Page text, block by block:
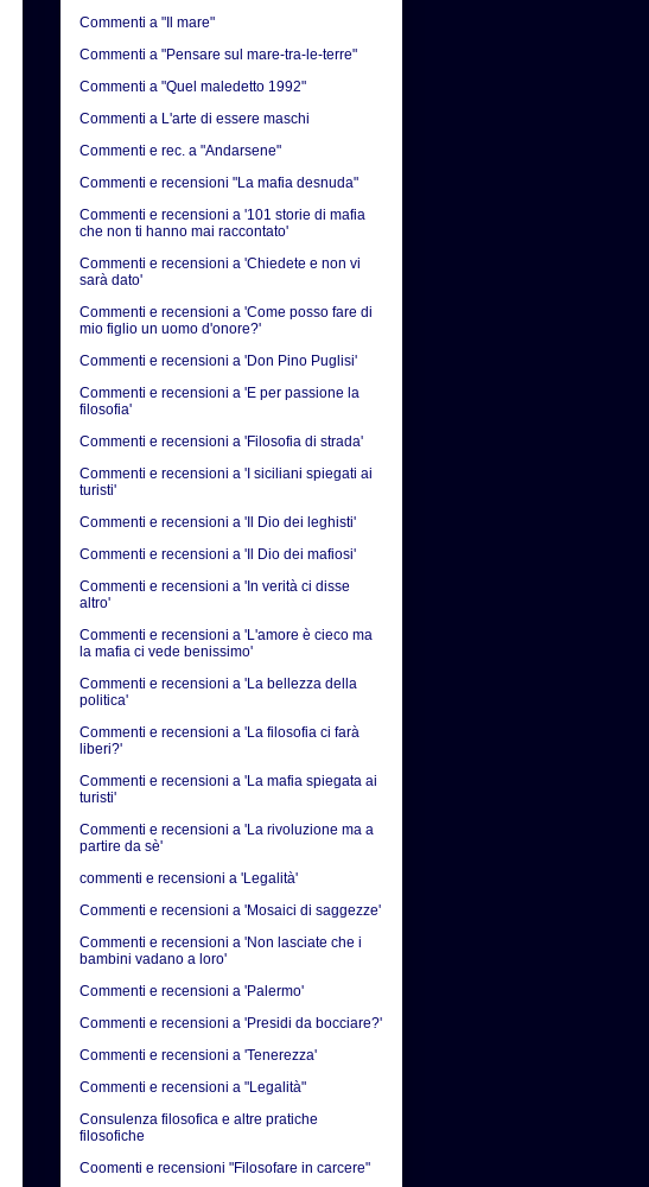
Commenti a "Il mare"
Commenti a "Pensare sul mare-tra-le-terre"
Commenti a "Quel maledetto 1992"
Commenti a L'arte di essere maschi
Commenti e rec. a "Andarsene"
Commenti e recensioni "La mafia desnuda"
Commenti e recensioni a '101 storie di mafia
che non ti hanno mai raccontato'
Commenti e recensioni a 'Chiedete e non vi
sarà dato'
Commenti e recensioni a 'Come posso fare di
mio figlio un uomo d'onore?'
Commenti e recensioni a 'Don Pino Puglisi'
Commenti e recensioni a 'E per passione la
filosofia'
Commenti e recensioni a 'Filosofia di strada'
Commenti e recensioni a 'I siciliani spiegati ai
turisti'
Commenti e recensioni a 'Il Dio dei leghisti'
Commenti e recensioni a 'Il Dio dei mafiosi'
Commenti e recensioni a 'In verità ci disse
altro'
Commenti e recensioni a 'L'amore è cieco ma
la mafia ci vede benissimo'
Commenti e recensioni a 'La bellezza della
politica'
Commenti e recensioni a 'La filosofia ci farà
liberi?'
Commenti e recensioni a 'La mafia spiegata ai
turisti'
Commenti e recensioni a 'La rivoluzione ma a
partire da sè'
commenti e recensioni a 'Legalità'
Commenti e recensioni a 'Mosaici di saggezze'
Commenti e recensioni a 'Non lasciate che i
bambini vadano a loro'
Commenti e recensioni a 'Palermo'
Commenti e recensioni a 'Presidi da bocciare?'
Commenti e recensioni a 'Tenerezza'
Commenti e recensioni a "Legalità"
Consulenza filosofica e altre pratiche
filosofiche
Coomenti e recensioni "Filosofare in carcere"